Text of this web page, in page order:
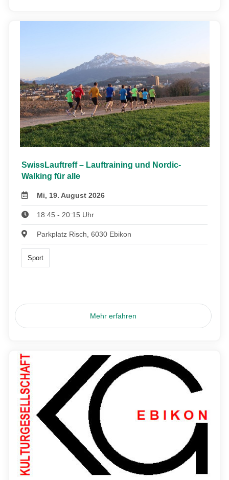
SwissLauftreff – Lauftraining und Nordic-
Walking für alle
Mi, 19. August 2026
18:45 - 20:15 Uhr
Parkplatz Risch, 6030 Ebikon
Sport
Mehr erfahren